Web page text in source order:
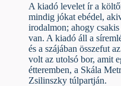
A kiadó levelet ír a
mindig jókat ebédel,
irodalmon; ahogy
van. A kiadó áll a
és a szájában összefut az
volt az utolsó bor, amit
étteremben, a Skála
Zsilinszky túlpartján.